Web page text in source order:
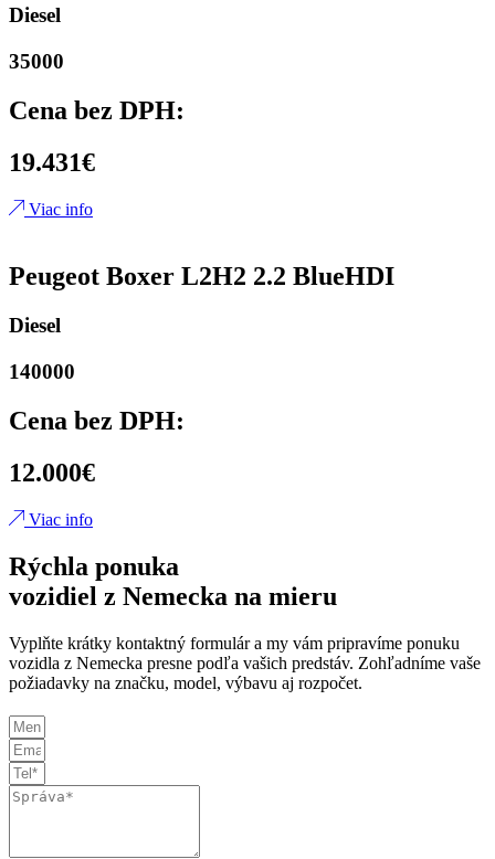
Diesel
35000
Cena bez DPH:
19.431€
Viac info
Peugeot Boxer L2H2 2.2 BlueHDI
Diesel
140000
Cena bez DPH:
12.000€
Viac info
Rýchla ponuka
vozidiel z Nemecka na mieru
Vyplňte krátky kontaktný formulár a my vám pripravíme ponuku
vozidla z Nemecka presne podľa vašich predstáv. Zohľadníme vaše
požiadavky na značku, model, výbavu aj rozpočet.